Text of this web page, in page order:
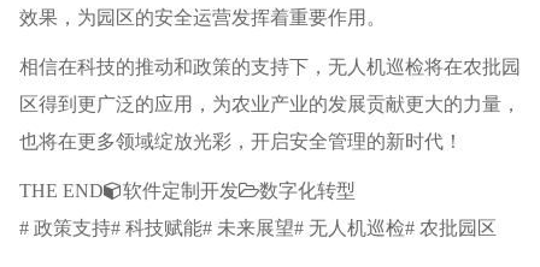
效果，为园区的安全运营发挥着重要作用。
相信在科技的推动和政策的支持下，无人机巡检将在农批园
区得到更广泛的应用，为农业产业的发展贡献更大的力量，
也将在更多领域绽放光彩，开启安全管理的新时代！
THE END 软件定制开发
数字化转型
# 政策支持# 科技赋能# 未来展望# 无人机巡检# 农批园区